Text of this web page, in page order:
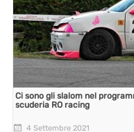
Ci sono gli slalom nel
scuderia RO racing
4 Settembre 2021